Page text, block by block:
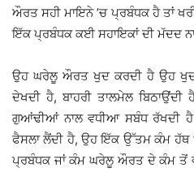
ਔਰਤ ਸਹੀ ਮਾਇਨੇ ’ਚ ਪ੍ਰਬੰਧਕ ਹੈ ਤਾਂ
ਇੱਕ ਪ੍ਰਬੰਧਕ ਕਈ ਸਹਾਇਕਾਂ ਦੀ ਮੱਦਦ
ਉਹ ਘਰੇਲੂ ਔਰਤ ਖੁਦ ਕਰਦੀ ਹੈ ਉਹ ਖੁਦ
ਦੇਖਦੀ ਹੈ, ਬਾਹਰੀ ਤਾਲਮੇਲ ਬਿਠਾਉਂਦੀ
ਗੁਆਂਢੀਆਂ ਨਾਲ ਵਧੀਆ ਸਬੰਧ ਰੱਖਦੀ
ਫੈਸਲਾ ਲੈਂਦੀ ਹੈ, ਉਹ ਇੱਕ ਉੱਤਮ ਕੰਮ ਹੱਥ
ਪ੍ਰਬੰਧਕ ਜਾਂ ਕੰਮ ਘਰੇਲੂ ਔਰਤ ਦੇ ਕੰਮ ਤੋਂ